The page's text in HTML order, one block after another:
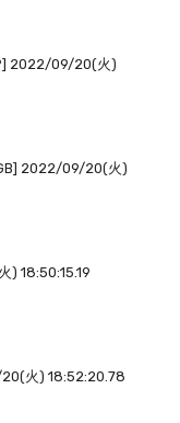
2022/09/20(火)
2022/09/20(火)
) 18:50:15.19
火) 18:52:20.78